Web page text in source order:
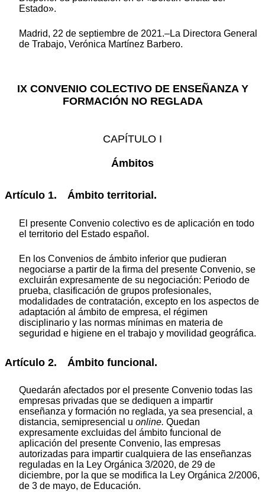
Estado».
Madrid, 22 de septiembre de 2021.–La Directora General
de Trabajo, Verónica Martínez Barbero.
IX CONVENIO COLECTIVO DE ENSEÑANZA Y
FORMACIÓN NO REGLADA
CAPÍTULO I
Ámbitos
Artículo 1. Ámbito territorial.
El presente Convenio colectivo es de aplicación en todo
el territorio del Estado español.
En los Convenios de ámbito inferior que pudieran
negociarse a partir de la firma del presente Convenio, se
excluirán expresamente de su negociación: Periodo de
prueba, clasificación de grupos profesionales,
modalidades de contratación, excepto en los aspectos de
adaptación al ámbito de empresa, el régimen
disciplinario y las normas mínimas en materia de
seguridad e higiene en el trabajo y movilidad geográfica.
Artículo 2. Ámbito funcional.
Quedarán afectados por el presente Convenio todas las
empresas privadas que se dediquen a impartir
enseñanza y formación no reglada, ya sea presencial, a
distancia, semipresencial u online. Quedan
expresamente excluidas del ámbito funcional de
aplicación del presente Convenio, las empresas
autorizadas para impartir cualquiera de las enseñanzas
reguladas en la Ley Orgánica 3/2020, de 29 de
diciembre, por la que se modifica la Ley Orgánica 2/2006,
de 3 de mayo, de Educación.